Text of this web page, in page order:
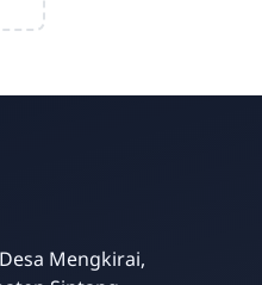
Mengkirai,